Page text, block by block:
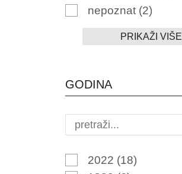
nepoznat (2)
PRIKAŽI VIŠE
GODINA
2022 (18)